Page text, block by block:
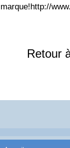
marque!http://
Retour